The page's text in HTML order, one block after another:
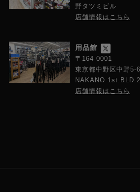
野タツミビル
店舗情報はこちら
用品館
〒164-0001
東京都中野区中野5-
NAKANO 1st.BLD
店舗情報はこちら